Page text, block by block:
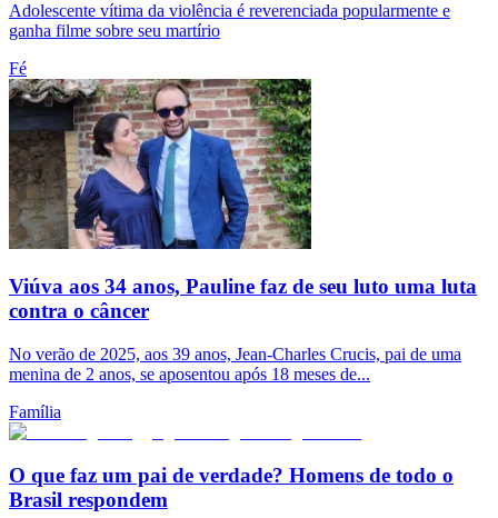
Adolescente vítima da violência é reverenciada popularmente e
ganha filme sobre seu martírio
Fé
Viúva aos 34 anos, Pauline faz de seu luto uma luta
contra o câncer
No verão de 2025, aos 39 anos, Jean-Charles Crucis, pai de uma
menina de 2 anos, se aposentou após 18 meses de...
Família
O que faz um pai de verdade? Homens de todo o
Brasil respondem